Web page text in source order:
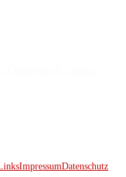
ImpressumDatenschutz